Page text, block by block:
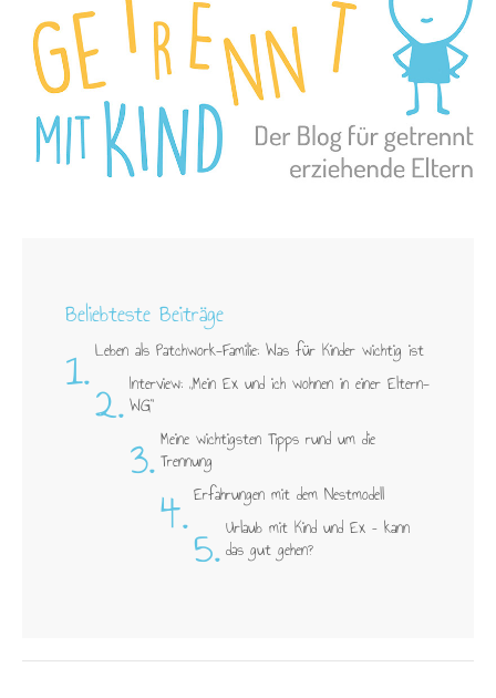
Beliebteste Beiträge
1. Leben als Patchwork-Familie: Was für Kinder wichtig ist
2. Interview: „Mein Ex und ich wohnen in einer Eltern-
WG"
3. Meine wichtigsten Tipps rund um die
Trennung
4. Erfahrungen mit dem Nestmodell
5. Urlaub mit Kind und Ex – kann
das gut gehen?